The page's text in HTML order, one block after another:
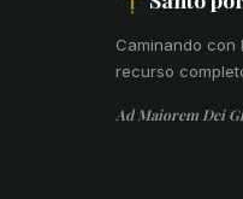
Caminando con
recurso
Ad Maiorem Dei